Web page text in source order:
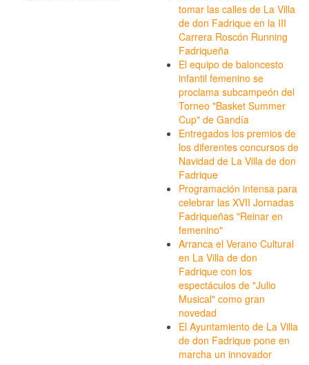
tomar las calles de La Villa
de don Fadrique en la III
Carrera Roscón Running
Fadriqueña
El equipo de baloncesto
infantil femenino se
proclama subcampeón del
Torneo "Basket Summer
Cup" de Gandía
Entregados los premios de
los diferentes concursos de
Navidad de La Villa de don
Fadrique
Programación intensa para
celebrar las XVII Jornadas
Fadriqueñas "Reinar en
femenino"
Arranca el Verano Cultural
en La Villa de don
Fadrique con los
espectáculos de "Julio
Musical" como gran
novedad
El Ayuntamiento de La Villa
de don Fadrique pone en
marcha un innovador